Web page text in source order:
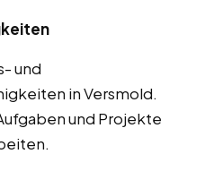
und
in Versmold.
und Projekte